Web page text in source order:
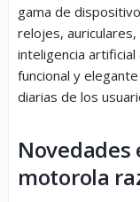
gama de
relojes,
inteligencia
funcional y
diarias de los
motorola